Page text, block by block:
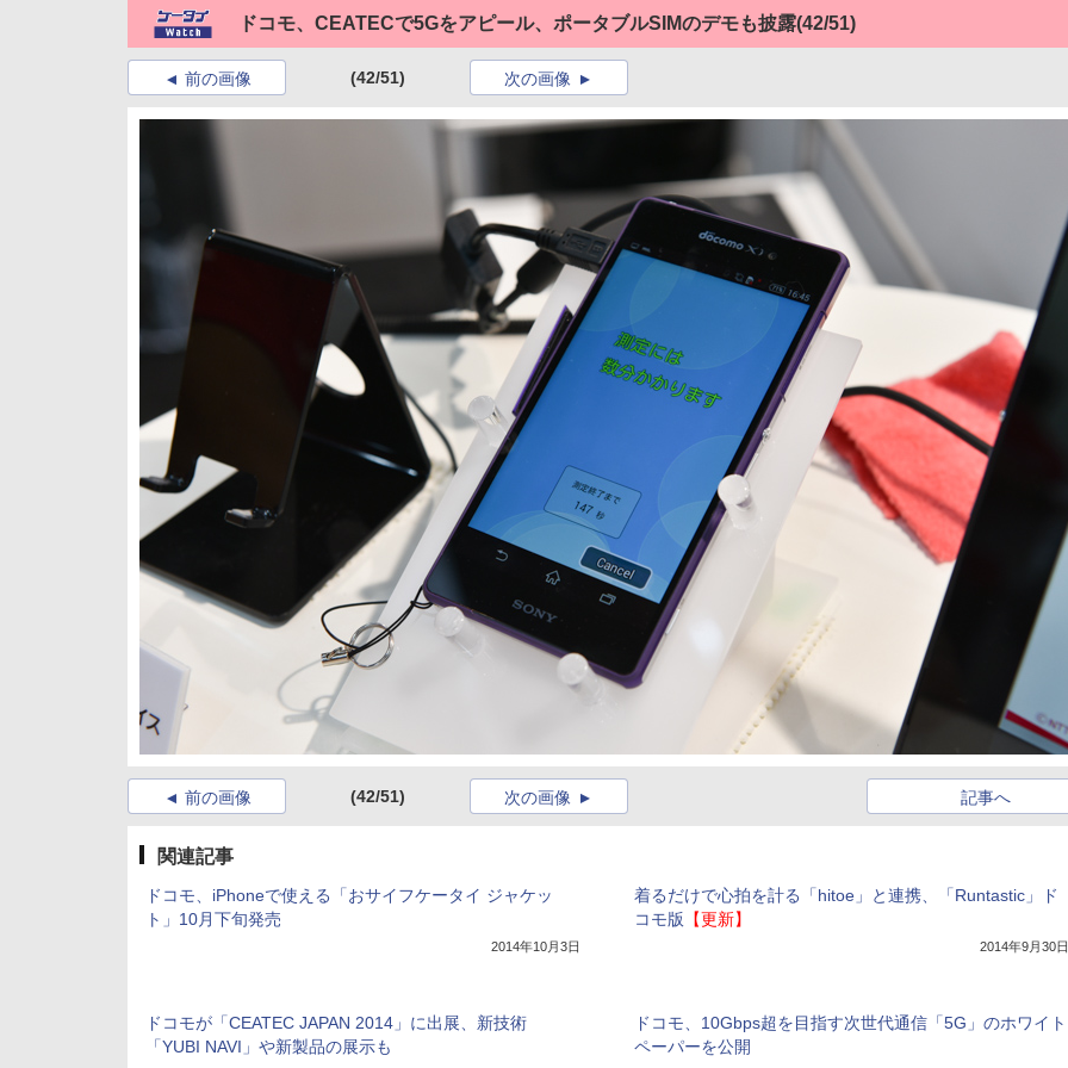
ドコモ、CEATECで5Gをアピール、ポータブルSIMのデモも披露(42/51)
前の画像 (42/51) 次の画像
前の画像 (42/51) 記事へ
次の画像
関連記事
ドコモ、iPhoneで使える「おサイフケータイ ジャケッ
ト」10月下旬発売
2014年10月3日
着るだけで心拍を計る「hitoe」と連携、「Runtastic」ド
コモ版 【更新】
2014年9月30日
ドコモが「CEATEC JAPAN 2014」に出展、新技術
「YUBI NAVI」や新製品の展示も
ドコモ、10Gbps超を目指す次世代通信「5G」のホワイト
ペーパーを公開